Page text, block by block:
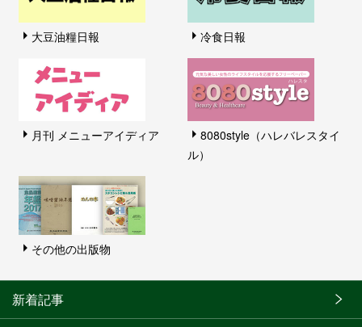
大豆油糧日報 冷食日報
月刊 メニューアイディア
8080style（ハレバレスタイ
ル）
その他の出版物
新着記事